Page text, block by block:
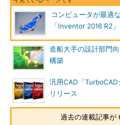
コンピュータが最適
「Inventor 2016 R2」
造船大手の設計部門
構築
汎用CAD「
リリース
過去の連載記事が